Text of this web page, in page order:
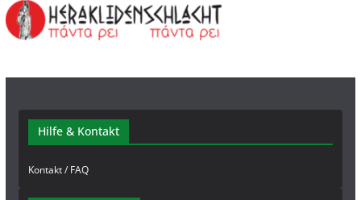
Hilfe & Kontakt
Kontakt / FAQ